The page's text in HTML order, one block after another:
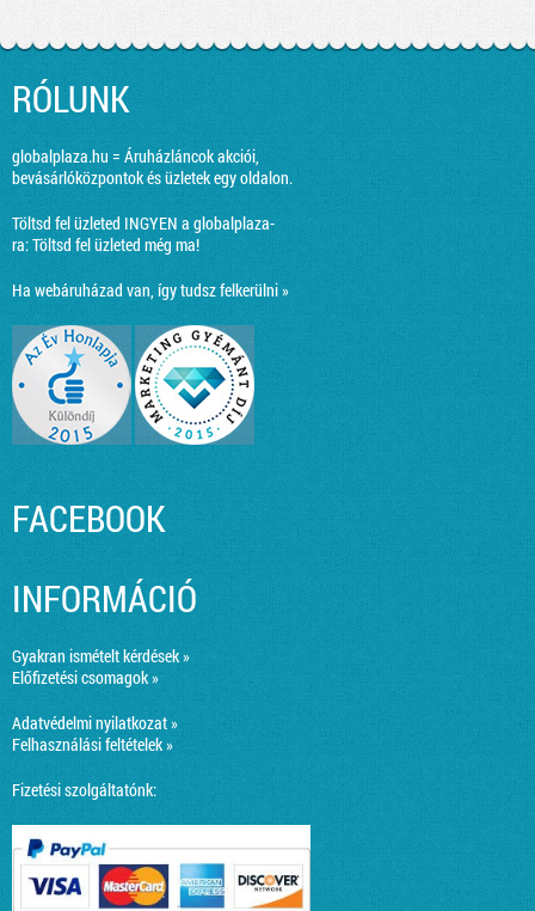
RÓLUNK
globalplaza.hu = Áruházláncok akciói,
bevásárlóközpontok és üzletek egy oldalon.
Töltsd fel üzleted INGYEN a globalplaza-
ra:Töltsd fel üzleted még ma!
Ha webáruházad van, így tudsz felkerülni »
FACEBOOK
INFORMÁCIÓ
Gyakran ismételt kérdések »
Előfizetési csomagok »
Adatvédelmi nyilatkozat »
Felhasználási feltételek »
Fizetési szolgáltatónk: